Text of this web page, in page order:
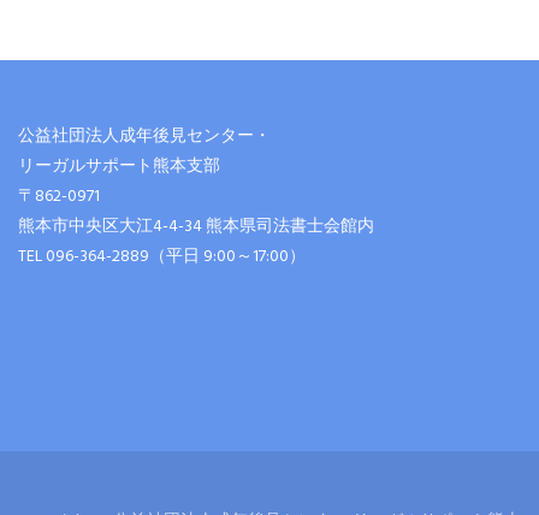
公益社団法人成年後見センター・
リーガルサポート熊本支部
〒862-0971
熊本市中央区大江4-4-34 熊本県司法書士会館内
TEL 096-364-2889（平日 9:00～17:00）